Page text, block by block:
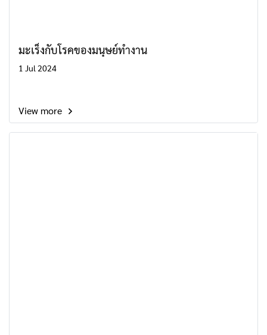
มะเร็งกับโรคของมนุษย์ทำงาน
1 Jul 2024
View more